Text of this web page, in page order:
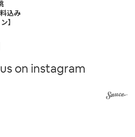
込み
】
on instagram